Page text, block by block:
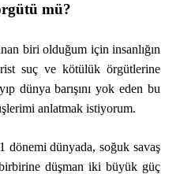
mü?
biri olduğum için insanlığın
suç ve kötülük örgütlerine
dünya barışını yok eden bu
anlatmak istiyorum.
dönemi dünyada, soğuk savaş
düşman iki büyük güç